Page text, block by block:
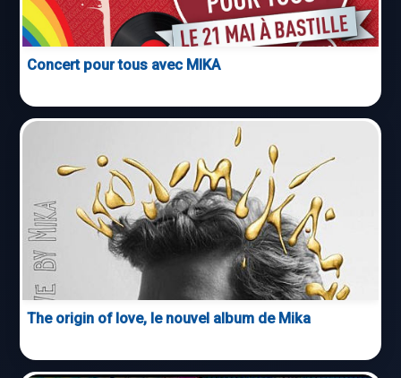
Concert pour tous avec MIKA
The origin of love, le nouvel album de Mika